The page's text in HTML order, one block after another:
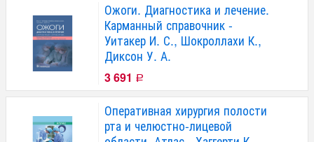
Ожоги. Диагностика и лечение.
Карманный справочник -
Уитакер И. С., Шокроллахи К.,
Диксон У. А.
3 691 Р
Оперативная хирургия полости
рта и челюстно-лицевой